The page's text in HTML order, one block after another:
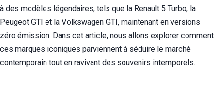
à des modèles légendaires, tels que la Renault 5 Turbo, la
Peugeot GTI et la Volkswagen GTI, maintenant en versions
zéro émission. Dans cet article, nous allons explorer comment
ces marques iconiques parviennent à séduire le marché
contemporain tout en ravivant des souvenirs intemporels.